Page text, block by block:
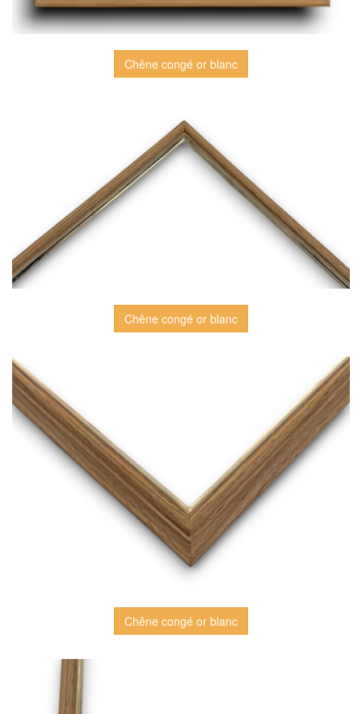
Chêne congé or blanc
Chêne congé or blanc
Chêne congé or blanc